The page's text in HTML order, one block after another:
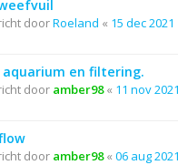
doorRoeland « 15 dec 2021
aquarium en filtering.
door amber98« 11 nov
door amber98« 06 aug